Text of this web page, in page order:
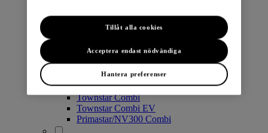
Qashqai
LEAF
ARIYA
X-Trail
Townstar Combi
Townstar Combi EV
Primastar/NV300 Combi
Hantera preferenser
Acceptera endast nödvändiga
Tillåt alla cookies